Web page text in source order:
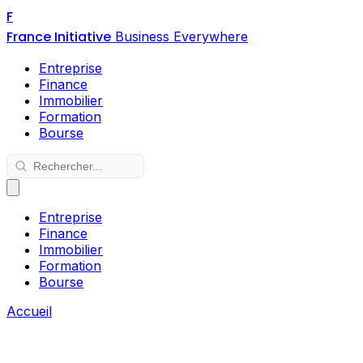
F
France Initiative Business Everywhere
Entreprise
Finance
Immobilier
Formation
Bourse
Entreprise
Finance
Immobilier
Formation
Bourse
Accueil